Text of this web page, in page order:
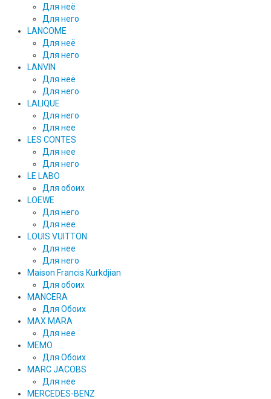
Для неё
Для него
LANCOME
Для неё
Для него
LANVIN
Для неё
Для него
LALIQUE
Для него
Для нее
LES CONTES
Для нее
Для него
LE LABO
Для обоих
LOEWE
Для него
Для нее
LOUIS VUITTON
Для нее
Для него
Maison Francis Kurkdjian
Для обоих
MANCERA
Для Обоих
MAX MARA
Для нее
MEMO
Для Обоих
MARC JACOBS
Для нее
MERCEDES-BENZ